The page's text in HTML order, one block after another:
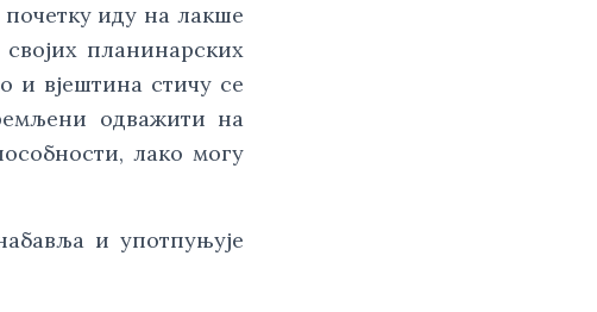
иду на лакше
планинарских
и вјештина стичу се
одважити на
лако могу
и употпуњује